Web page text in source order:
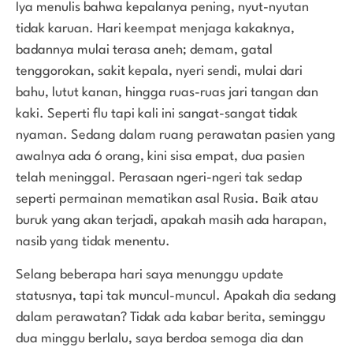
Iya menulis bahwa kepalanya pening, nyut-nyutan
tidak karuan. Hari keempat menjaga kakaknya,
badannya mulai terasa aneh; demam, gatal
tenggorokan, sakit kepala, nyeri sendi, mulai dari
bahu, lutut kanan, hingga ruas-ruas jari tangan dan
kaki. Seperti flu tapi kali ini sangat-sangat tidak
nyaman. Sedang dalam ruang perawatan pasien yang
awalnya ada 6 orang, kini sisa empat, dua pasien
telah meninggal. Perasaan ngeri-ngeri tak sedap
seperti permainan mematikan asal Rusia. Baik atau
buruk yang akan terjadi, apakah masih ada harapan,
nasib yang tidak menentu.
Selang beberapa hari saya menunggu update
statusnya, tapi tak muncul-muncul. Apakah dia sedang
dalam perawatan? Tidak ada kabar berita, seminggu
dua minggu berlalu, saya berdoa semoga dia dan